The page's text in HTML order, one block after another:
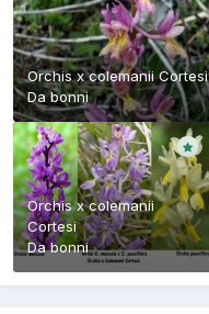
Orchis x colemanii Cortesi
Dabonni
Orchis x colemanii
Cortesi
Dabonni